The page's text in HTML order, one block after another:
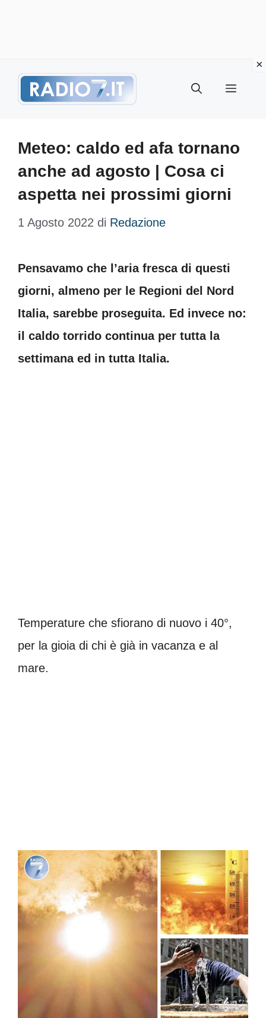
Menu
Meteo: caldo ed afa tornano
anche ad agosto | Cosa ci
aspetta nei prossimi giorni
1 Agosto 2022 di Redazione
Pensavamo che l’aria fresca di questi
giorni, almeno per le Regioni del Nord
Italia, sarebbe proseguita. Ed invece no:
il caldo torrido continua per tutta la
settimana ed in tutta Italia.
Temperature che sfiorano di nuovo i 40°,
per la gioia di chi è già in vacanza e al
mare.